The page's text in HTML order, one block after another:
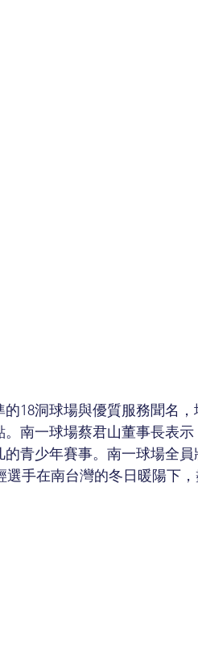
18洞球場與優質服務聞名
南一球場蔡君山董事長表
青少年賽事。南一球場全
選手在南台灣的冬日暖陽下